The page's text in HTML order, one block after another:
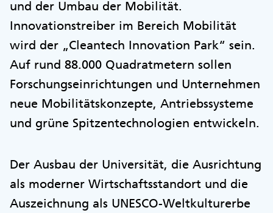
und der Umbau der Mobilität.
Innovationstreiber im Bereich Mobilität
wird der „Cleantech Innovation Park“ sein.
Auf rund 88.000 Quadratmetern sollen
Forschungseinrichtungen und Unternehmen
neue Mobilitätskonzepte, Antriebssysteme
und grüne Spitzentechnologien entwickeln.
Der Ausbau der Universität, die Ausrichtung
als moderner Wirtschaftsstandort und die
Auszeichnung als UNESCO-Weltkulturerbe